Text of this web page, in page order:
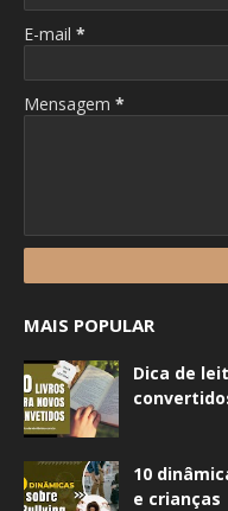
E-mail *
Mensagem *
MAIS POPULAR
Dica de
10
e crianças